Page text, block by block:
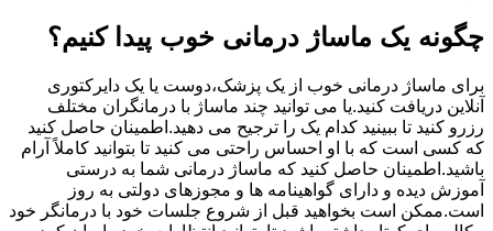
چگونه یک ماساژ درمانی خوب پیدا کنیم؟
برای ماساژ درمانی خوب از یک پزشک،دوست یا یک دایرکتوری
آنلاین دریافت کنید.یا می توانید چند ماساژ با درمانگران مختلف
رزرو کنید تا ببینید کدام یک را ترجیح می دهید.اطمینان حاصل کنید
که کسی است که با او احساس راحتی می کنید تا بتوانید کاملاً آرام
باشید.اطمینان حاصل کنید که ماساژ درمانی شما به درستی
آموزش دیده و دارای گواهینامه ها و مجوزهای دولتی به روز
است.ممکن است بخواهید قبل از شروع جلسات خود با درمانگر خود